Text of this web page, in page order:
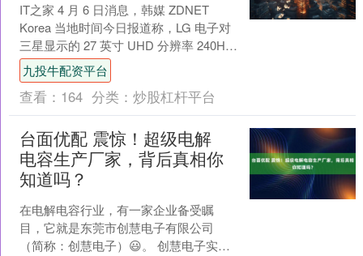
IT之家 4 月 6 日消息，韩媒 ZDNET
Korea 当地时间今日报道称，LG 电子对
三星显示的 27 英寸 UHD 分辨率 240Hz
刷新率 QD-O....
九投牛配资平台
查看： 164 分类： 炒股杠杆平台
台面优配 震惊！超级电解
电容生产厂家，背后真相你
知道吗？
在电解电容行业，有一家企业备受瞩
目，它就是东莞市创慧电子有限公司
（简称：创慧电子）😃。 创慧电子实力